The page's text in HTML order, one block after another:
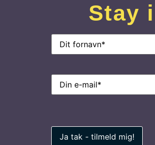
Stay
Navn (Påkrævet)
E-
mail(Påkrævet)